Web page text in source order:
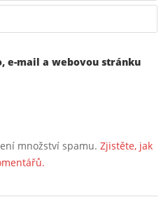
e-mail a webovou stránku
množství spamu. Zjistěte, jak